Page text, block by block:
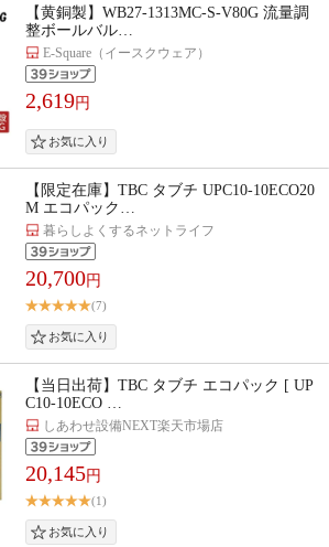
【黄銅製】WB27-1313MC-S-V80G 流量調
整ボールバル…
E-Square（イースクウェア）
2,619円
【限定在庫】TBC タブチ UPC10-10ECO20
M エコパック…
暮らしよくするネットライフ
20,700円
(7)
【当日出荷】TBC タブチ エコパック [ UP
C10-10ECO …
しあわせ設備NEXT楽天市場店
20,145円
(1)